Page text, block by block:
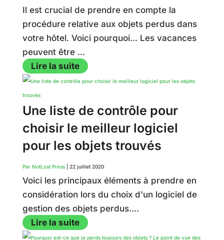
Il est crucial de prendre en compte la
procédure relative aux objets perdus dans
votre hôtel. Voici pourquoi... Les vacances
peuvent être ...
Lire la suite
Une liste de contrôle pour
choisir le meilleur logiciel
pour les objets trouvés
Par NotLost Press| 22 juillet 2020
Voici les principaux éléments à prendre en
considération lors du choix d'un logiciel de
gestion des objets perdus....
Lire la suite